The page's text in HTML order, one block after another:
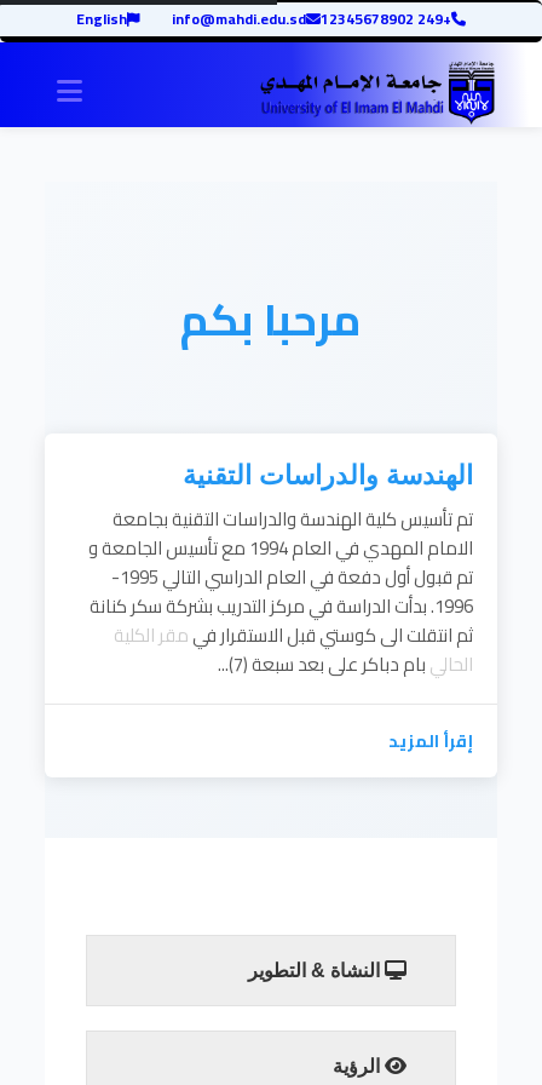
+249 12345678902
info@mahdi.edu.sd
English
مرحبا بكم
الهندسة والدراسات التقنية
تم تأسيس كلية الهندسة والدراسات التقنية بجامعة
الامام المهدي في العام 1994 مع تأسيس الجامعة و
تم قبول أول دفعة في العام الدراسي التالي 1995-
1996. بدأت الدراسة في مركز التدريب بشركة سكر كنانة
ثم انتقلت الى كوستي قبل الاستقرار فيمقر الكلية
الحاليبام دباكر على بعد سبعة (7)...
إقرأ المزيد
النشاة & التطوير
إقرأ المزيد
الرؤية